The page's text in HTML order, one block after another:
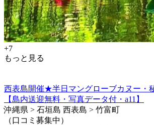
+7
もっと見る
西表島開催★半日マングローブカヌー・
【島内送迎無料・写真データ付・a11】
沖縄県 > 石垣島 西表島 > 竹富町
（口コミ募集中）